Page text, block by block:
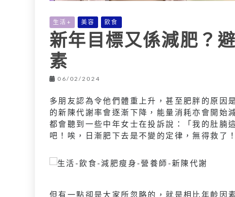
生活+ 美容 飲食
新年目標又係減肥？
素
06/02/2024
多朋友認為令他們體重上升，甚至肥胖的原因
的新陳代謝率會逐漸下降，能量消耗亦會開始
都會聽到一些中年女士在投訴說：「我的肚腩
吧！唉，日漸肥下去是不變的定律，無得救了！
但有一點卻是大家所忽略的，就是相比年齡因